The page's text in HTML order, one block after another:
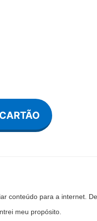
conteúdo para a internet.
meu propósito.